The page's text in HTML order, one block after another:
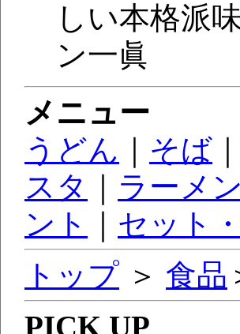
しい本格派
ン一眞
メニュー
うどん
そば
スタ
ラーメン
ント
セット
トップ ＞ 食品
PICK UP